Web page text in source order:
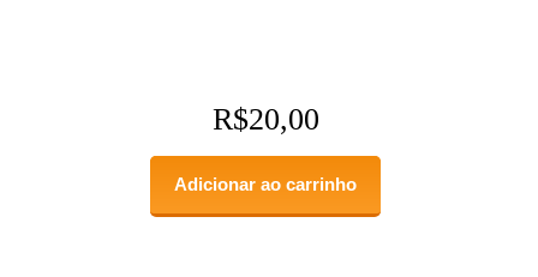
R$20,00
Adicionar ao carrinho